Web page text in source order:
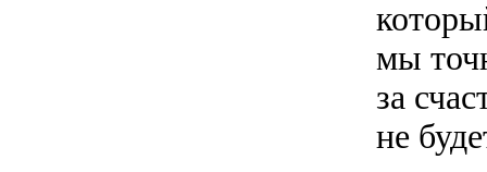
мы
за
не